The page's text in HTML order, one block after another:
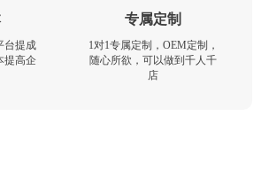
台提成
提高企
专属定制
1对1专属定制，OEM定制，
随心所欲，可以做到千人千
店